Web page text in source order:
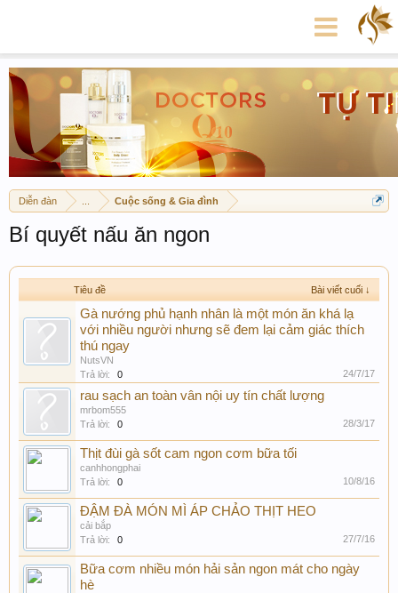
Diễn đàn Cuộc sống & Gia đình
Bí quyết nấu ăn ngon
Tiêu đề Bài viết cuối ↓
Gà nướng phủ hạnh nhân là một món ăn khá lạ
với nhiều người nhưng sẽ đem lại cảm giác thích
thú ngay
NutsVN
Trả lời:
0 24/7/17
rau sạch an toàn vân nội uy tín chất lượng
mrbom555
Trả lời:
0 28/3/17
Thịt đùi gà sốt cam ngon cơm bữa tối
canhhongphai
Trả lời:
0 10/8/16
ĐẬM ĐÀ MÓN MÌ ÁP CHẢO THỊT HEO
cải bắp
Trả lời:
0 27/7/16
Bữa cơm nhiều món hải sản ngon mát cho ngày
hè